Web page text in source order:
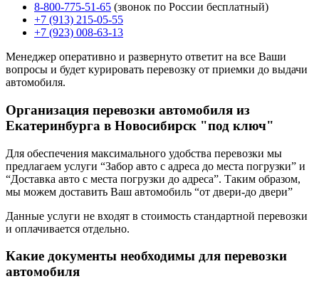
8-800-775-51-65 (звонок по России бесплатный)
+7 (913) 215-05-55
+7 (923) 008-63-13
Менеджер оперативно и развернуто ответит на все Ваши
вопросы и будет курировать перевозку от приемки до выдачи
автомобиля.
Организация перевозки автомобиля из
Екатеринбурга в Новосибирск "под ключ"
Для обеспечения максимального удобства перевозки мы
предлагаем услуги “Забор авто с адреса до места погрузки” и
“Доставка авто с места погрузки до адреса”. Таким образом,
мы можем доставить Ваш автомобиль “от двери-до двери”
Данные услуги не входят в стоимость стандартной перевозки
и оплачивается отдельно.
Какие документы необходимы для перевозки
автомобиля